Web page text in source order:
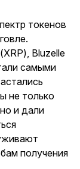
токенов
Bluzelle
самыми
не только
и дали
получения